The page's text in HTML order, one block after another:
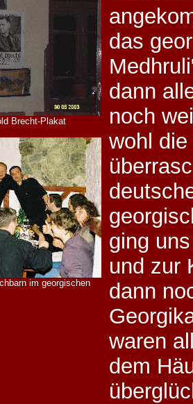
Brecht-Plakat
im georgischen
das
dann
noch
wohl
ging
und zur
dann
waren
dem